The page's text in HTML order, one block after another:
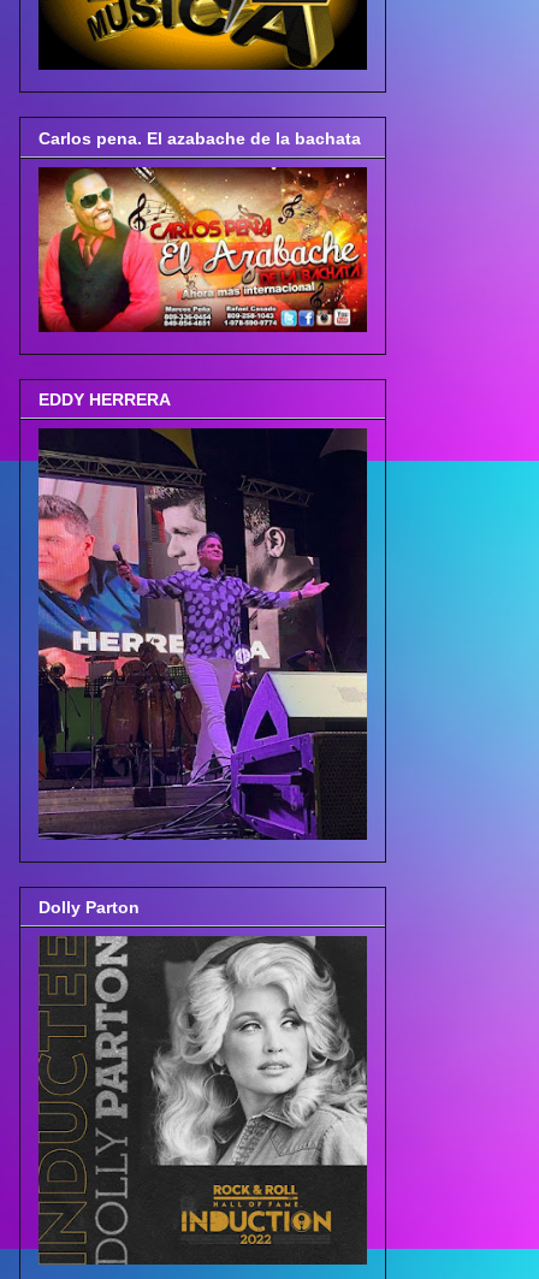
Carlos pena. El azabache de la bachata
EDDY HERRERA
Dolly Parton